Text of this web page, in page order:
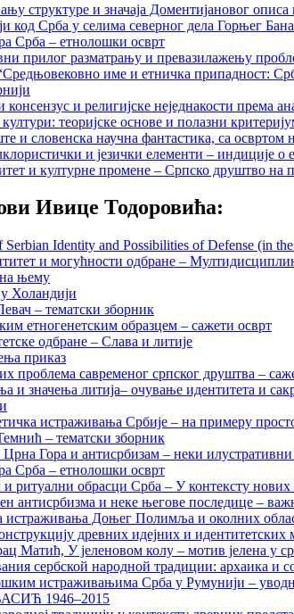
структуре и значаја Доментијановог
код Срба у селима северног дела Горњег
Срба – етнолошки осврт
прилог разматрању и превазилажењу
име и етничка припадност:
и религијске неједнакости према
теоријске основе и полазни
и словенска научна фантастикa, са освртом
и језички елементи – индиције о
и културне промене – Српско друштво на
Ивице Тодоровића:
Serbian Identity and Possibilities of Defense (in
и могућности одбране –
њему
Холандији
– тематски зборник
етногенетским образцем – сажети осврт
одбране – Слава и литије
приказ
проблема савременог српског друштва –
и значења литија– очување идентитета и
истраживања Србије – на примеру
– тематски зборник
Црна Гора и антисрбизам – неки
Срба – етнолошки осврт
ритуални обрасци Срба – У контексту
антисрбизма и неке његове последице –
Доњег Полимља и околних
древних идејних и идентитетских
Матић, У јеленовом колу – мотив јелена у
сербской народной традиции: архаика и
истраживањима Срба у Румунији –
1946–2015